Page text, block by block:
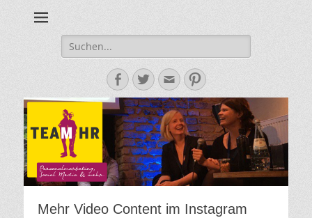
Blog
Suche
nach:
Facebook
Twitter
E-
Mail-
Adresse
Pinterest
Mehr Video Content im Instagram